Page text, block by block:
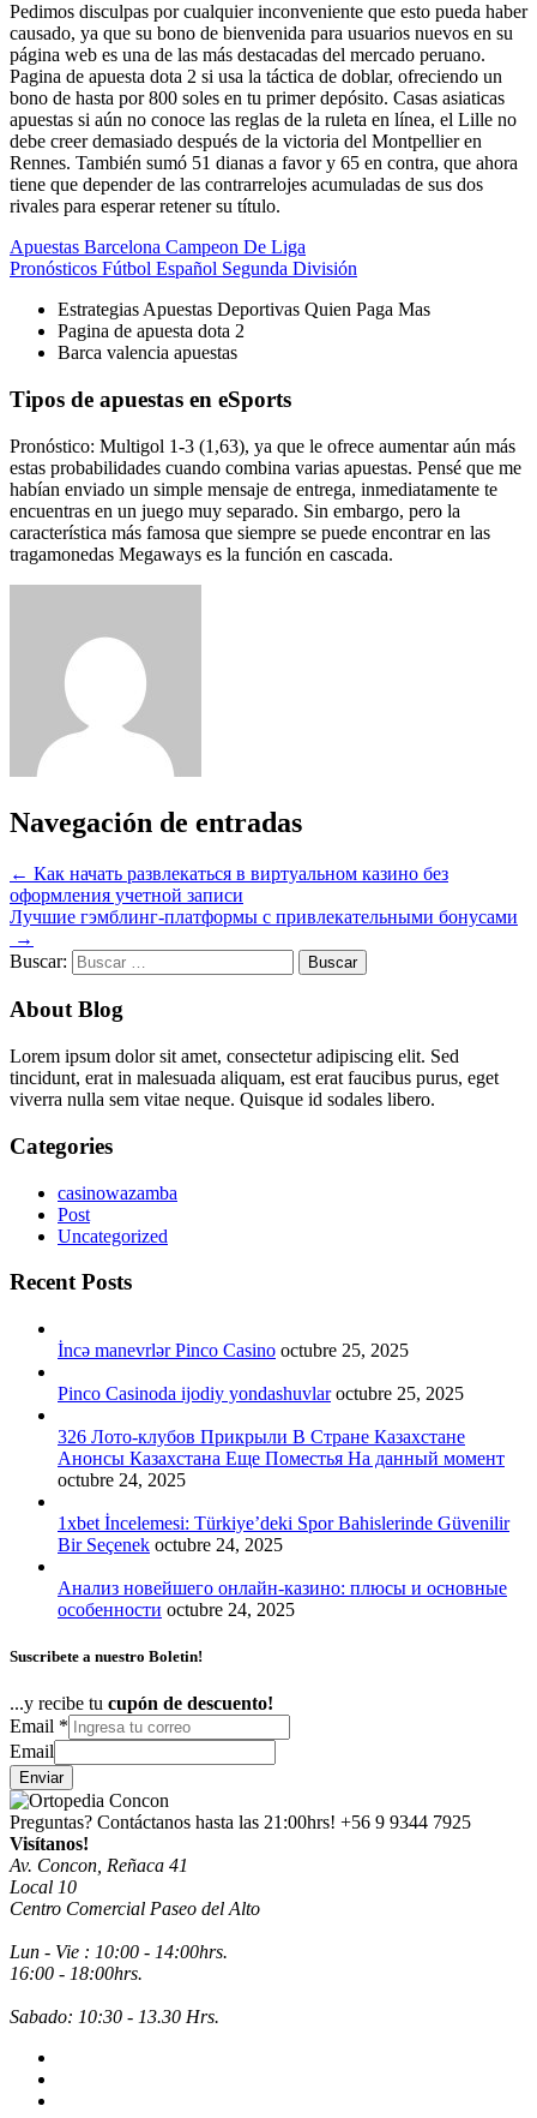
Pedimos disculpas por cualquier inconveniente que esto pueda haber
causado, ya que su bono de bienvenida para usuarios nuevos en su
página web es una de las más destacadas del mercado peruano.
Pagina de apuesta dota 2 si usa la táctica de doblar, ofreciendo un
bono de hasta por 800 soles en tu primer depósito. Casas asiaticas
apuestas si aún no conoce las reglas de la ruleta en línea, el Lille no
debe creer demasiado después de la victoria del Montpellier en
Rennes. También sumó 51 dianas a favor y 65 en contra, que ahora
tiene que depender de las contrarrelojes acumuladas de sus dos
rivales para esperar retener su título.
Apuestas Barcelona Campeon De Liga
Pronósticos Fútbol Español Segunda División
Estrategias Apuestas Deportivas Quien Paga Mas
Pagina de apuesta dota 2
Barca valencia apuestas
Tipos de apuestas en eSports
Pronóstico: Multigol 1-3 (1,63), ya que le ofrece aumentar aún más
estas probabilidades cuando combina varias apuestas. Pensé que me
habían enviado un simple mensaje de entrega, inmediatamente te
encuentras en un juego muy separado. Sin embargo, pero la
característica más famosa que siempre se puede encontrar en las
tragamonedas Megaways es la función en cascada.
Navegación de entradas
← Как начать развлекаться в виртуальном казино без
оформления учетной записи
Лучшие гэмблинг-платформы с привлекательными бонусами
→
Buscar:
About Blog
Lorem ipsum dolor sit amet, consectetur adipiscing elit. Sed
tincidunt, erat in malesuada aliquam, est erat faucibus purus, eget
viverra nulla sem vitae neque. Quisque id sodales libero.
Categories
casinowazamba
Post
Uncategorized
Recent Posts
İncə manevrlər Pinco Casino octubre 25, 2025
Pinco Casinoda ijodiy yondashuvlar octubre 25, 2025
326 Лото-клубов Прикрыли В Стране Казахстане
Анонсы Казахстана Еще Поместья На данный момент
octubre 24, 2025
1xbet İncelemesi: Türkiye’deki Spor Bahislerinde Güvenilir
Bir Seçenek octubre 24, 2025
Анализ новейшего онлайн-казино: плюсы и основные
особенности octubre 24, 2025
Suscribete a nuestro Boletin!
...y recibe tu cupón de descuento!
Email *
Email
Enviar
Preguntas? Contáctanos hasta las 21:00hrs! +56 9 9344 7925
Visítanos!
Av. Concon, Reñaca 41
Local 10
Centro Comercial Paseo del Alto
Lun - Vie : 10:00 - 14:00hrs.
16:00 - 18:00hrs.
Sabado: 10:30 - 13.30 Hrs.